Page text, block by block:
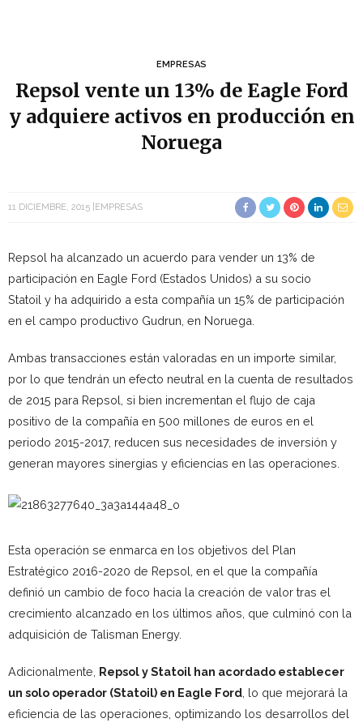
EMPRESAS
Repsol vente un 13% de Eagle Ford
y adquiere activos en producción en
Noruega
11 DICIEMBRE, 2015 EMPRESAS
Repsol ha alcanzado un acuerdo para vender un 13% de
participación en Eagle Ford (Estados Unidos) a su socio
Statoil y ha adquirido a esta compañía un 15% de participación
en el campo productivo Gudrun, en Noruega.
Ambas transacciones están valoradas en un importe similar,
por lo que tendrán un efecto neutral en la cuenta de resultados
de 2015 para Repsol, si bien incrementan el flujo de caja
positivo de la compañía en 500 millones de euros en el
periodo 2015-2017, reducen sus necesidades de inversión y
generan mayores sinergias y eficiencias en las operaciones.
Esta operación se enmarca en los objetivos del Plan
Estratégico 2016-2020 de Repsol, en el que la compañía
definió un cambio de foco hacia la creación de valor tras el
crecimiento alcanzado en los últimos años, que culminó con la
adquisición de Talisman Energy.
Adicionalmente, Repsol y Statoil han acordado establecer
un solo operador (Statoil) en Eagle Ford , lo que mejorará la
eficiencia de las operaciones, optimizando los desarrollos del